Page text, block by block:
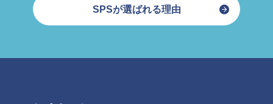
SPSが選ばれる理由